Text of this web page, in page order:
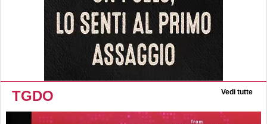
TGDO Vedi tutte